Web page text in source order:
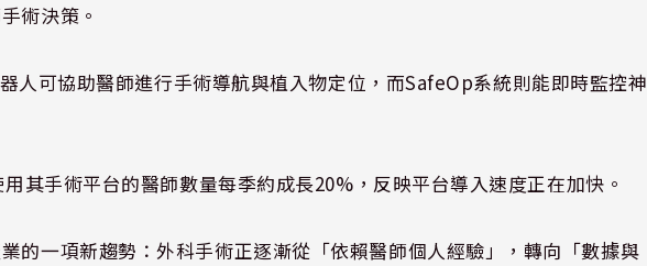
術決策。
人可協助醫師進行手術導航與植入物定位，而SafeOp系統則能即時監控神
其手術平台的醫師數量每季約成長20%，反映平台導入速度正在加快。
的一項新趨勢：外科手術正逐漸從「依賴醫師個人經驗」，轉向「數據與